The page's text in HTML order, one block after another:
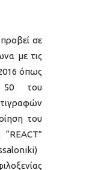
σε
με τις
όπως
50 του
του